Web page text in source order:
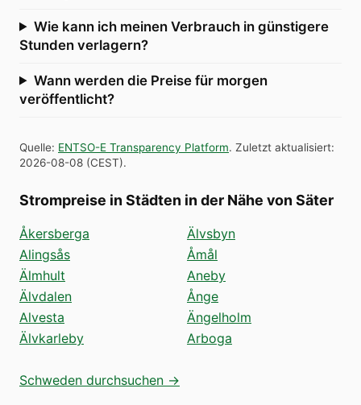
Wie kann ich meinen Verbrauch in günstigere
Stunden verlagern?
Wann werden die Preise für morgen
veröffentlicht?
Quelle: ENTSO-E Transparency Platform. Zuletzt aktualisiert:
2026-08-08 (CEST).
Strompreise in Städten in der Nähe von Säter
Åkersberga
Alingsås
Älmhult
Älvdalen
Alvesta
Älvkarleby
Älvsbyn
Åmål
Aneby
Ånge
Ängelholm
Arboga
Schweden durchsuchen →